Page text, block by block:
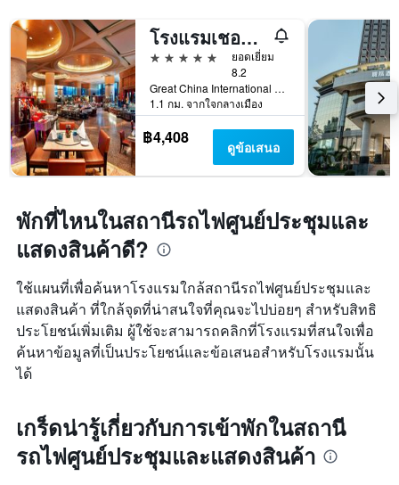
โรงแรมเชอราตัน เสิ่นเจิ้น ฟู้เตี้ยน
5 ดาว
ยอดเยี่ยม
8.2
Great China International Exchange Square, No.1 Fuhua Road, Shenzhen, เซินเจิ้น, จีน
1.1 กม. จากใจกลางเมือง
฿4,408 ดูข้อเสนอ
พักที่ไหนในสถานีรถไฟศูนย์ประชุมและ
แสดงสินค้าดี?
ใช้แผนที่เพื่อค้นหาโรงแรมใกล้สถานีรถไฟศูนย์ประชุมและ
แสดงสินค้า ที่ใกล้จุดที่น่าสนใจที่คุณจะไปบ่อยๆ สำหรับสิทธิ
ประโยชน์เพิ่มเติม ผู้ใช้จะสามารถคลิกที่โรงแรมที่สนใจเพื่อ
ค้นหาข้อมูลที่เป็นประโยชน์และข้อเสนอสำหรับโรงแรมนั้น
ได้
เกร็ดน่ารู้เกี่ยวกับการเข้าพักในสถานี
รถไฟศูนย์ประชุมและแสดงสินค้า